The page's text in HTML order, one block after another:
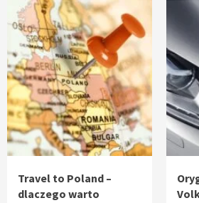
Travel to Poland –
dlaczego warto